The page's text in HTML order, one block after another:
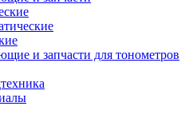
и запчасти для тонометров